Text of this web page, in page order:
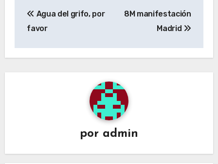
de
Agua del grifo, por
favor
8M manifestación
Madrid
por admin